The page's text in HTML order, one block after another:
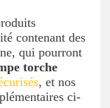
contenant des
qui pourront
torche
, et nos
ci-